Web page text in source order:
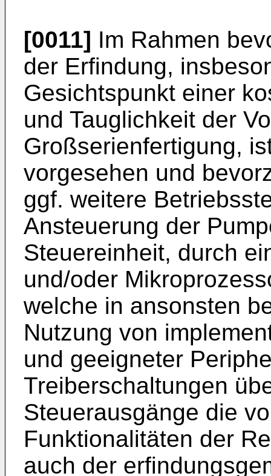
[0011] Im Rahmen
der Erfindung,
Gesichtspunkt einer
und Tauglichkeit der
Großserienfertigung,
vorgesehen und
ggf. weitere
Ansteuerung der
Steuereinheit, durch
und/oder
welche in ansonsten
Nutzung von
und geeigneter
Treiberschaltungen
Steuerausgänge die
Funktionalitäten der
auch der